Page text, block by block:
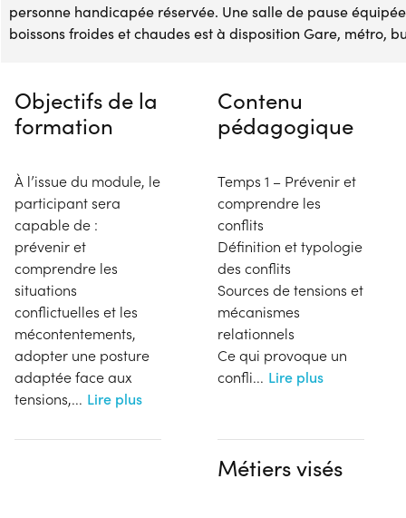
personne handicapée réservée. Une salle de pause
boissons froides et chaudes est à disposition Gare, métro,
Objectifs de la
formation
À l’issue du module, le
participant sera
capable de :
prévenir et
comprendre les
situations
conflictuelles et les
mécontentements,
adopter une posture
adaptée face aux
tensions,... Lire plus
Contenu
pédagogique
Temps 1 – Prévenir et
comprendre les
conflits
Définition et typologie
des conflits
Sources de tensions et
mécanismes
relationnels
Ce qui provoque un
confli... Lire plus
Métiers visés